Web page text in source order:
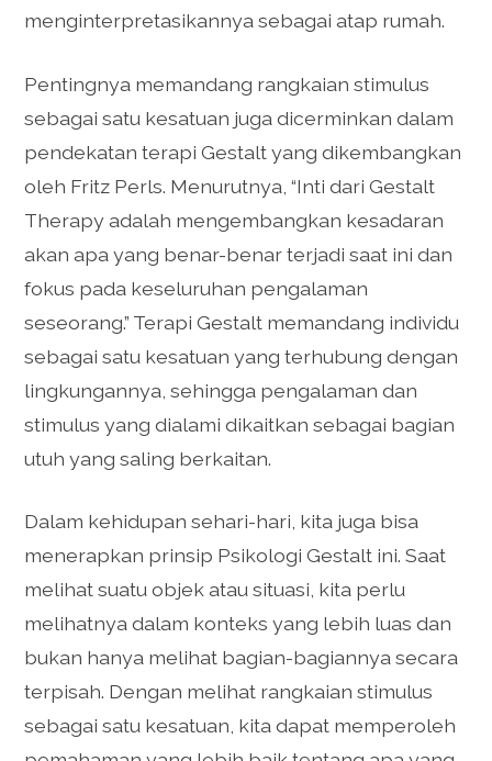
menginterpretasikannya sebagai atap rumah.
Pentingnya memandang rangkaian stimulus
sebagai satu kesatuan juga dicerminkan dalam
pendekatan terapi Gestalt yang dikembangkan
oleh Fritz Perls. Menurutnya, “Inti dari Gestalt
Therapy adalah mengembangkan kesadaran
akan apa yang benar-benar terjadi saat ini dan
fokus pada keseluruhan pengalaman
seseorang.” Terapi Gestalt memandang individu
sebagai satu kesatuan yang terhubung dengan
lingkungannya, sehingga pengalaman dan
stimulus yang dialami dikaitkan sebagai bagian
utuh yang saling berkaitan.
Dalam kehidupan sehari-hari, kita juga bisa
menerapkan prinsip Psikologi Gestalt ini. Saat
melihat suatu objek atau situasi, kita perlu
melihatnya dalam konteks yang lebih luas dan
bukan hanya melihat bagian-bagiannya secara
terpisah. Dengan melihat rangkaian stimulus
sebagai satu kesatuan, kita dapat memperoleh